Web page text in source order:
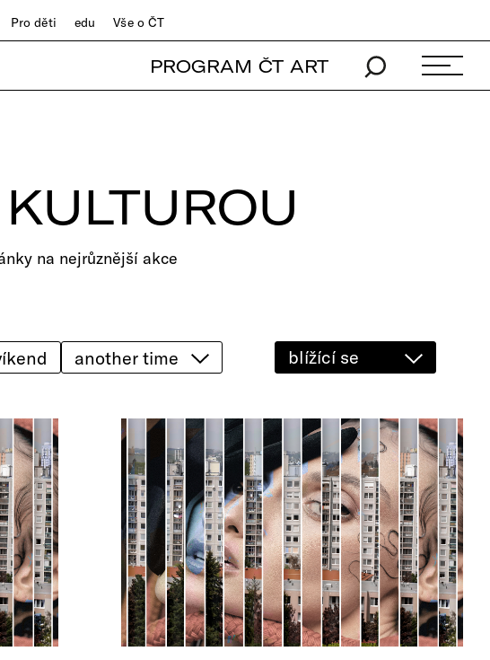
Pro děti edu Vše o ČT
PROGRAM ČT ART
na nejrůznější akce
blížící se